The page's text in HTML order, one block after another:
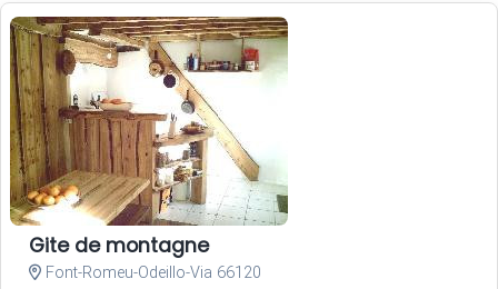
Gite de montagne
Font-Romeu-Odeillo-Via 66120